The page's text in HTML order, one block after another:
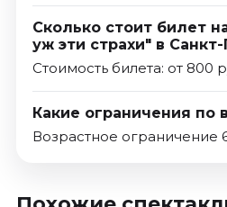
Сколько стоит билет
уж эти страхи" в
Стоимость билета: от 800
Какие ограничения по
Возрастное ограничение